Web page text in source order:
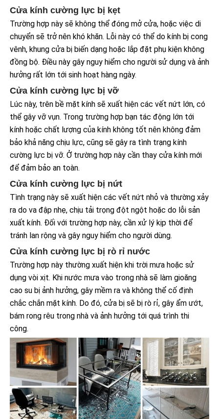
Cửa kính cường lực bị kẹt
Trường hợp này sẽ không thể đóng mở cửa, hoặc việc di
chuyển sẽ trở nên khó khăn. Lỗi này có thể do kính bị cong
vênh, khung cửa bị biến dạng hoặc lắp đặt phụ kiện không
đồng bộ. Điều này gây nguy hiểm cho người sử dụng và ảnh
hưởng rất lớn tới sinh hoạt hàng ngày.
Cửa kính cường lực bị vỡ
Lúc này, trên bề mặt kính sẽ xuất hiện các vết nứt lớn, có
thể gây vỡ vụn. Trong trường hợp bạn tác động lớn tới
kính hoặc chất lượng của kính không tốt nên không đảm
bảo khả năng chịu lực, cũng sẽ gây ra tình trạng kính
cường lực bị vỡ. Ở trường hợp này cần thay cửa kính mới
để đảm bảo an toàn.
Cửa kính cường lực bị nứt
Tình trạng này sẽ xuất hiện các vết nứt nhỏ và thường xảy
ra do va đập nhẹ, chịu tải trọng đột ngột hoặc do lỗi sản
xuất kính. Đối với trường hợp này, cần xử lý kịp thời để
tránh lan rộng và gây nguy hiểm cho người dùng.
Cửa kính cường lực bị rò rỉ nước
Trường hợp này thường xuất hiện khi trời mưa hoặc sử
dụng vòi xịt. Khi nước mưa vào trong nhà sẽ làm gioăng
cao su bị ảnh hưởng, gây mềm ra và không thể cố định
chắc chắn mặt kính. Do đó, cửa bị sẽ bị rò rỉ, gây ẩm ướt,
bám rong rêu trong nhà và ảnh hưởng tới quá trình thi
công.